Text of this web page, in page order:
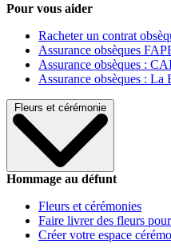
Pour vous aider
Racheter un contrat
Assurance obsèques
Assurance obsèques :
Assurance obsèques : La
Fleurs et cérémonie
Hommage au défunt
Fleurs et cérémonies
Faire livrer des fleurs
Créer votre espace